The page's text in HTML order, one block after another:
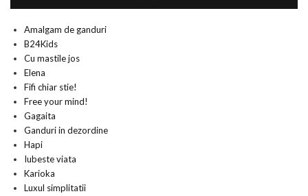
Amalgam de ganduri
B24Kids
Cu mastile jos
Elena
Fifi chiar stie!
Free your mind!
Gagaita
Ganduri in dezordine
Hapi
Iubeste viata
Karioka
Luxul simplitatii